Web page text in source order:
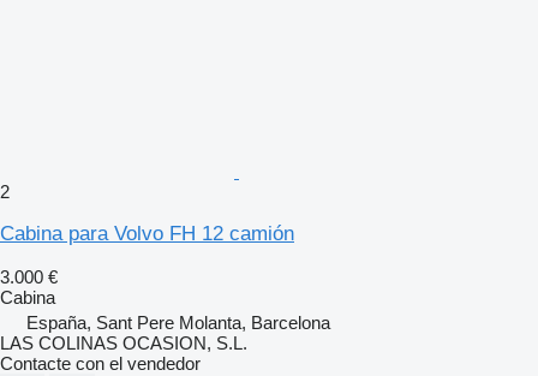
2
Cabina para Volvo FH 12 camión
3.000 €
Cabina
España, Sant Pere Molanta, Barcelona
LAS COLINAS OCASION, S.L.
Contacte con el vendedor